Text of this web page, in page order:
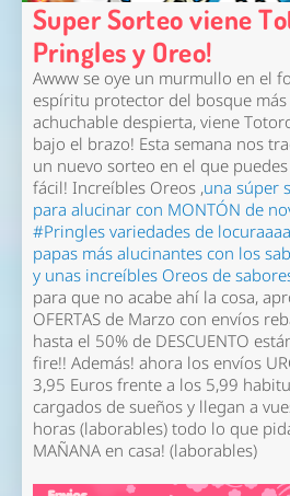
Super Sorteo viene
Pringles y Oreo!
Awww se oye un murmullo en el
espíritu protector del bosque
achuchable despierta, viene
bajo el brazo! Esta semana nos
un nuevo sorteo en el que
fácil! Increíbles Oreos ,una súper
para alucinar con MONTÓN de
#Pringles variedades de
papas más alucinantes con los
y unas increíbles Oreos de
para que no acabe ahí la cosa,
OFERTAS de Marzo con envíos
hasta el 50% de DESCUENTO
fire!! Además! ahora los envíos
3,95 Euros frente a los 5,99
cargados de sueños y llegan a
horas (laborables) todo lo que
MAÑANA en casa! (laborables)